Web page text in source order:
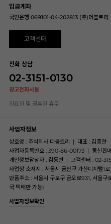
입금계좌
국민은행 069101-04-202813 (주)더블트리
고객센터
전화 상담
02-3151-0130
광고전화사절
일요일 및 공휴일 휴무
사업자정보
상호명 : 주식회사 더블트리 | 대표 : 김종현
사업자등록번호 : 390-86-00173 | 통신판
개인정보담당자 : 김동현 | 고객센터 : 02-
사업장 소재지 : 서울시 금천구 가산디지털1
반품주소 : 서울시 구로구 금오로931, 서울
국 택배만 가능)
사업자정보확인